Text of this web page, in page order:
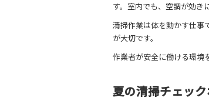
す。室内でも、空調が効き
清掃作業は体を動かす仕事
が大切です。
作業者が安全に働ける環境
夏の清掃チェッ